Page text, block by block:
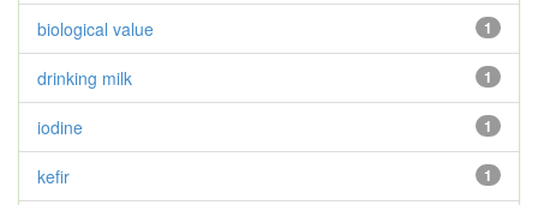
1
biological value
1
drinking milk
1
iodine
1
kefir